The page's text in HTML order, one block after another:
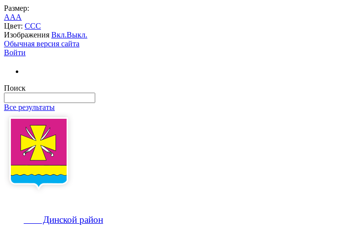
Размер:
AAA
Цвет: CCC
Изображения Вкл.Выкл.
Обычная версия сайта
Войти
Поиск
Все результаты
Динской район